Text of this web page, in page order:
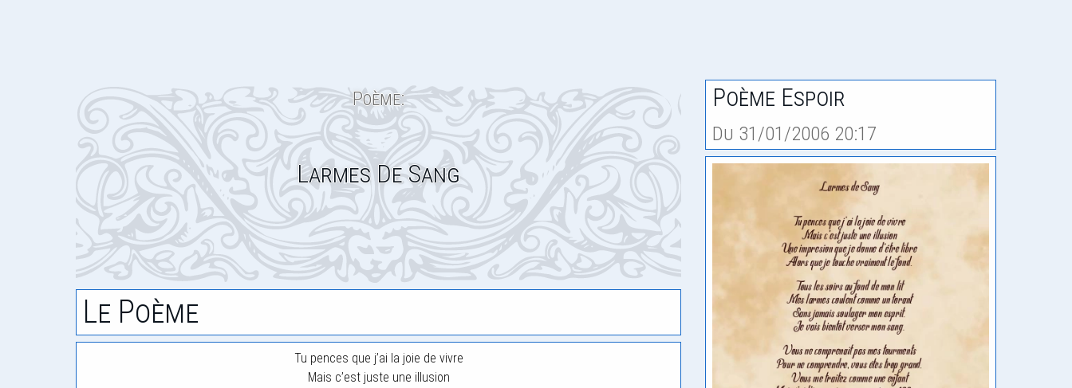
Poème:
Larmes De Sang
Le Poème
Tu pences que j’ai la joie de vivre
Mais c’est juste une illusion
Poème Espoir
Du 31/01/2006 20:17